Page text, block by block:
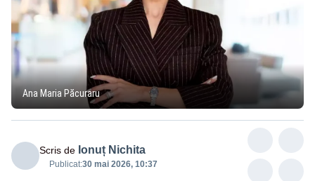
Ana Maria Păcuraru
Scris de Ionuț Nichita
Publicat:30 mai 2026, 10:37